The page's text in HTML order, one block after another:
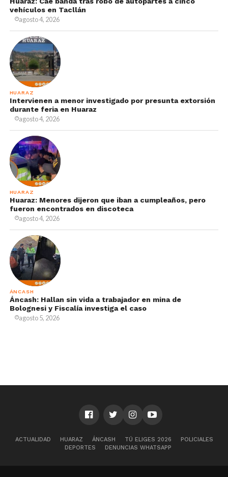
vehículos en Tacllán
agosto 4, 2026
HUARAZ
Intervienen a menor investigado por presunta extorsión
durante feria en Huaraz
agosto 4, 2026
HUARAZ
Huaraz: Menores dijeron que iban a cumpleaños, pero
fueron encontrados en discoteca
agosto 4, 2026
ÁNCASH
Áncash: Hallan sin vida a trabajador en mina de
Bolognesi y Fiscalía investiga el caso
agosto 5, 2026
ACTUALIDAD HUARAZ ÁNCASH TÚ ELIGES 2026
POLICIALES
DEPORTES
DENUNCIAS WHATSAPP